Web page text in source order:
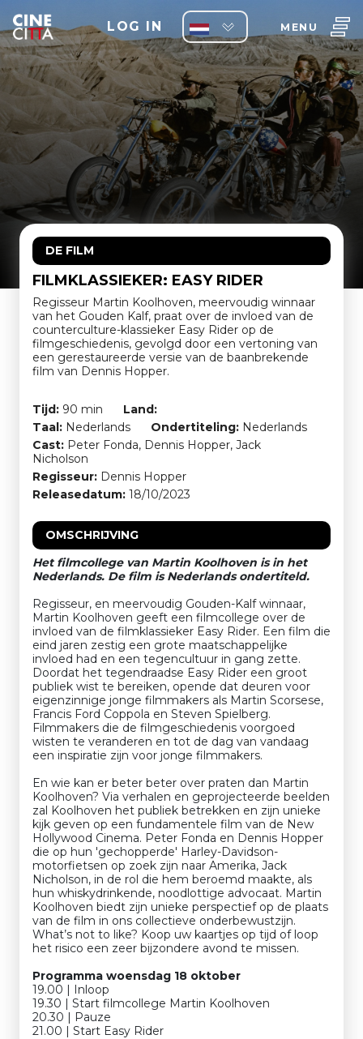
LOG IN MENU
DE FILM
FILMKLASSIEKER: EASY RIDER
Regisseur Martin Koolhoven, meervoudig winnaar
van het Gouden Kalf, praat over de invloed van de
counterculture-klassieker Easy Rider op de
filmgeschiedenis, gevolgd door een vertoning van
een gerestaureerde versie van de baanbrekende
film van Dennis Hopper.
Tijd: 90 min
Land:
Taal: Nederlands Ondertiteling: Nederlands
Cast: Peter Fonda, Dennis Hopper, Jack
Nicholson
Regisseur: Dennis Hopper
Releasedatum: 18/10/2023
OMSCHRIJVING
Het filmcollege van Martin Koolhoven is in het
Nederlands. De film is Nederlands ondertiteld.
Regisseur, en meervoudig Gouden-Kalf winnaar,
Martin Koolhoven geeft een filmcollege over de
invloed van de filmklassieker Easy Rider. Een film die
eind jaren zestig een grote maatschappelijke
invloed had en een tegencultuur in gang zette.
Doordat het tegendraadse Easy Rider een groot
publiek wist te bereiken, opende dat deuren voor
eigenzinnige jonge filmmakers als Martin Scorsese,
Francis Ford Coppola en Steven Spielberg.
Filmmakers die de filmgeschiedenis voorgoed
wisten te veranderen en tot de dag van vandaag
een inspiratie zijn voor jonge filmmakers.
En wie kan er beter beter over praten dan Martin
Koolhoven? Via verhalen en geprojecteerde beelden
zal Koolhoven het publiek betrekken en zijn unieke
kijk geven op een fundamentele film van de New
Hollywood Cinema. Peter Fonda en Dennis Hopper
die op hun 'gechopperde' Harley-Davidson-
motorfietsen op zoek zijn naar Amerika, Jack
Nicholson, in de rol die hem beroemd maakte, als
hun whiskydrinkende, noodlottige advocaat. Martin
Koolhoven biedt zijn unieke perspectief op de plaats
van de film in ons collectieve onderbewustzijn.
What’s not to like? Koop uw kaartjes op tijd of loop
het risico een zeer bijzondere avond te missen.
Programma woensdag 18 oktober
19.00 | Inloop
19.30 | Start filmcollege Martin Koolhoven
20.30 | Pauze
21.00 | Start Easy Rider